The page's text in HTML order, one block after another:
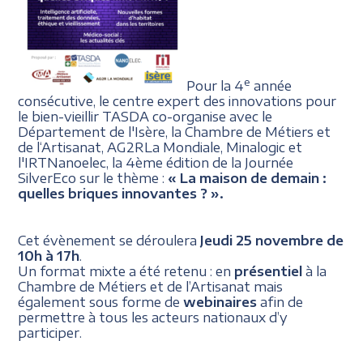
Pour la 4e année
consécutive, le centre expert des innovations pour
le bien-vieillir TASDA co-organise avec le
Département de l'Isère, la Chambre de Métiers et
de l‘Artisanat, AG2RLa Mondiale, Minalogic et
l'IRTNanoelec, la 4ème édition de la Journée
SilverEco sur le thème : « La maison de demain :
quelles briques innovantes ? ».
Cet évènement se déroulera Jeudi 25 novembre de
10h à 17h
Un format mixte a été retenu : en présentiel à la
Chambre de Métiers et de l’Artisanat mais
également sous forme dewebinaires afin de
permettre à tous les acteurs nationaux d’y
participer.